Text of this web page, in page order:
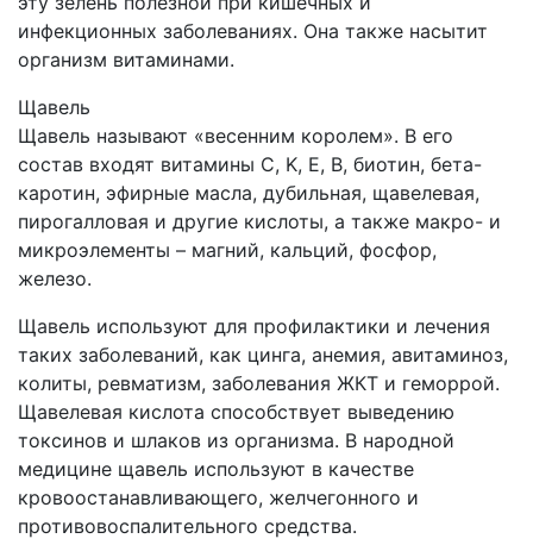
инфекционных заболеваниях. Она также насытит
организм витаминами.
Щавель
Щавель называют «весенним королем». В его
состав входят витамины C, K, E, B, биотин, бета-
каротин, эфирные масла, дубильная, щавелевая,
пирогалловая и другие кислоты, а также макро- и
микроэлементы – магний, кальций, фосфор,
железо.
Щавель используют для профилактики и лечения
таких заболеваний, как цинга, анемия, авитаминоз,
колиты, ревматизм, заболевания ЖКТ и геморрой.
Щавелевая кислота способствует выведению
токсинов и шлаков из организма. В народной
медицине щавель используют в качестве
кровоостанавливающего, желчегонного и
противовоспалительного средства.